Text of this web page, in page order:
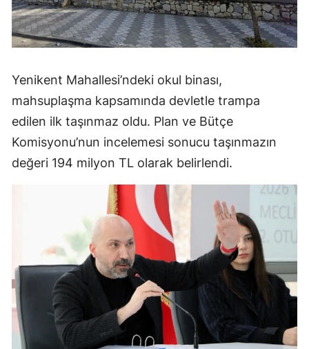
Yenikent Mahallesi’ndeki okul binası,
mahsuplaşma kapsamında devletle trampa
edilen ilk taşınmaz oldu. Plan ve Bütçe
Komisyonu’nun incelemesi sonucu taşınmazın
değeri 194 milyon TL olarak belirlendi.